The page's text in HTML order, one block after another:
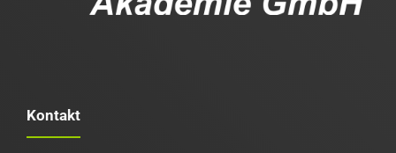
Kontakt